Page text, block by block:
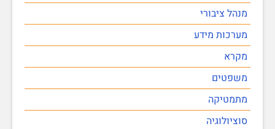
מנהל ציבורי
מערכות מידע
מקרא
משפטים
מתמטיקה
סוציולוגיה